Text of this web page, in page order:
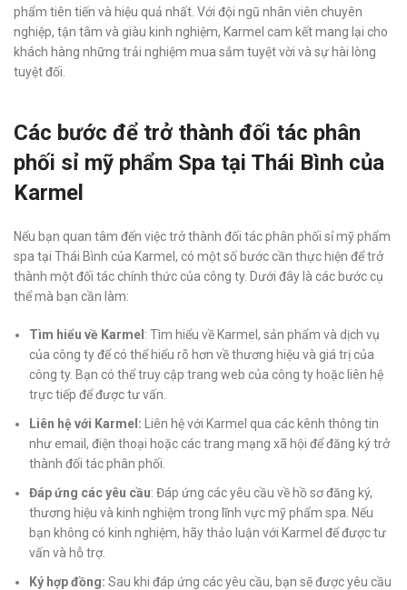
phẩm tiên tiến và hiệu quả nhất. Với đội ngũ nhân viên chuyên
nghiệp, tận tâm và giàu kinh nghiệm, Karmel cam kết mang lại cho
khách hàng những trải nghiệm mua sắm tuyệt vời và sự hài lòng
tuyệt đối.
Các bước để trở thành đối tác phân
phối sỉ mỹ phẩm Spa tại Thái Bình của
Karmel
Nếu bạn quan tâm đến việc trở thành đối tác phân phối sỉ mỹ phẩm
spa tại Thái Bình của Karmel, có một số bước cần thực hiện để trở
thành một đối tác chính thức của công ty. Dưới đây là các bước cụ
thể mà bạn cần làm:
Tìm hiểu về Karmel : Tìm hiểu về Karmel, sản phẩm và dịch vụ
của công ty để có thể hiểu rõ hơn về thương hiệu và giá trị của
công ty. Bạn có thể truy cập trang web của công ty hoặc liên hệ
trực tiếp để được tư vấn.
Liên hệ với Karmel: Liên hệ với Karmel qua các kênh thông tin
như email, điện thoại hoặc các trang mạng xã hội để đăng ký trở
thành đối tác phân phối.
Đáp ứng các yêu cầu: Đáp ứng các yêu cầu về hồ sơ đăng ký,
thương hiệu và kinh nghiệm trong lĩnh vực mỹ phẩm spa. Nếu
bạn không có kinh nghiệm, hãy thảo luận với Karmel để được tư
vấn và hỗ trợ.
Ký hợp đồng: Sau khi đáp ứng các yêu cầu, bạn sẽ được yêu cầu